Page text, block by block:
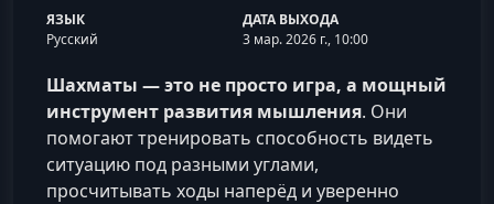
ЯЗЫК
Русский
ДАТА ВЫХОДА
3 мар. 2026 г., 10:00
Шахматы — это не просто игра, а мощный
инструмент развития мышления. Они
помогают тренировать способность видеть
ситуацию под разными углами,
просчитывать ходы наперёд и уверенно